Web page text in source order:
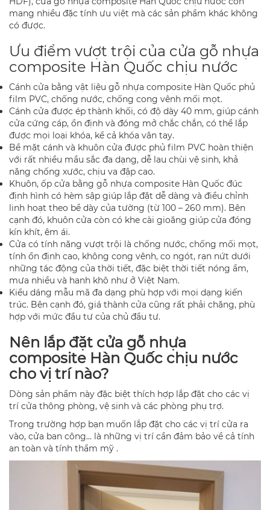
mang nhiều đặc tính ưu việt mà các sản phẩm khác không
có được.
Ưu điểm vượt trội của cửa gỗ nhựa
composite Hàn Quốc chịu nước
Cánh cửa bằng vật liệu gỗ nhựa composite Hàn Quốc phủ
film PVC, chống nước, chống cong vênh mối mọt.
Cánh cửa được ép thành khối, có độ dày 40 mm, giúp cánh
cửa cứng cáp, ổn định và đóng mở chắc chắn, có thể lắp
được mọi loại khóa, kể cả khóa vân tay.
Bề mặt cánh và khuôn cửa được phủ film PVC hoàn thiện
với rất nhiều mầu sắc đa dạng, dễ lau chùi vệ sinh, khả
năng chống xước, chịu va đập cao.
Khuôn, ốp cửa bằng gỗ nhựa composite Hàn Quốc đúc
định hình có hèm sập giúp lắp đặt dễ dàng và điều chỉnh
linh hoạt theo bề dày của tường (từ 100 – 260 mm). Bên
cạnh đó, khuôn cửa còn có khe cài gioăng giúp cửa đóng
kín khít, êm ái.
Cửa có tính năng vượt trội là chống nước, chống mối mọt,
tính ổn định cao, không cong vênh, co ngót, rạn nứt dưới
những tác động của thời tiết, đặc biệt thời tiết nóng ẩm,
mưa nhiều và hanh khô như ở Việt Nam.
Kiểu dáng mẫu mã đa dạng phù hợp với mọi dạng kiến
trúc. Bên cạnh đó, giá thành cửa cũng rất phải chăng, phù
hợp với mức đầu tư của chủ đầu tư.
Nên lắp đặt cửa gỗ nhựa
composite Hàn Quốc chịu nước
cho vị trí nào?
Dòng sản phẩm này đặc biệt thích hợp lắp đặt cho các vị
trí cửa thông phòng, vệ sinh và các phòng phụ trợ.
Trong trường hợp bạn muốn lắp đặt cho các vị trí cửa ra
vào, cửa ban công… là những vị trí cần đảm bảo về cả tính
an toàn và tính thẩm mỹ .